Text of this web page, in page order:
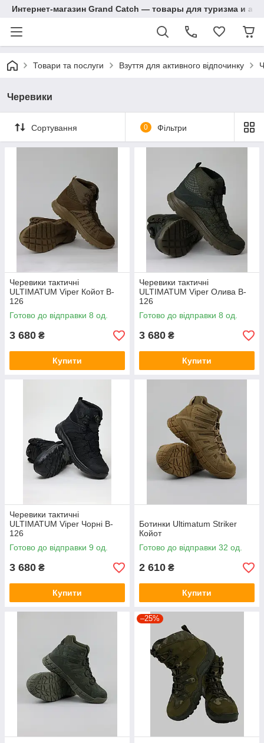
Интернет-магазин Grand Catch — товары для туризма и
Товари та послуги Взуття для активного відпочинку
Черевики
Сортування 0 Фільтри
Черевики тактичні
ULTIMATUM Viper Койот B-
126
Готово до відправки 8 од.
3 680 ₴
Купити
Черевики тактичні
ULTIMATUM Viper Олива B-
126
Готово до відправки 8 од.
3 680 ₴
Купити
Черевики тактичні
ULTIMATUM Viper Чорні B-
126
Готово до відправки 9 од.
3 680 ₴
Купити
Ботинки Ultimatum Striker
Койот
Готово до відправки 32 од.
2 610 ₴
Купити
–25%